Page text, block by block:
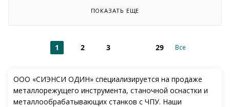
ПОКАЗАТЬ ЕЩЕ
1 2 3 29 Все
ООО «СИЭНСИ ОДИН» специализируется на продаже
металлорежущего инструмента, станочной оснастки и
металлообрабатывающих станков с ЧПУ. Наши